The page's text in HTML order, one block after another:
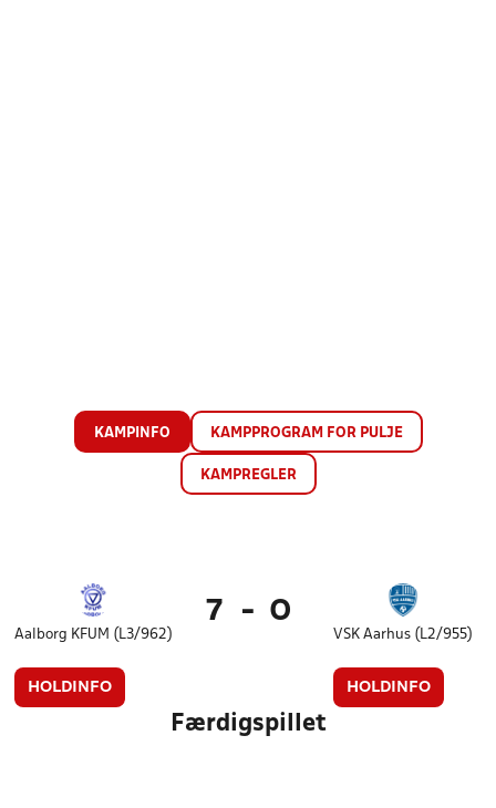
KAMPINFO KAMPPROGRAM FOR PULJE
KAMPREGLER
Aalborg KFUM (L3/962)
HOLDINFO
7 - 0
VSK Aarhus (L2/955)
HOLDINFO
Færdigspillet